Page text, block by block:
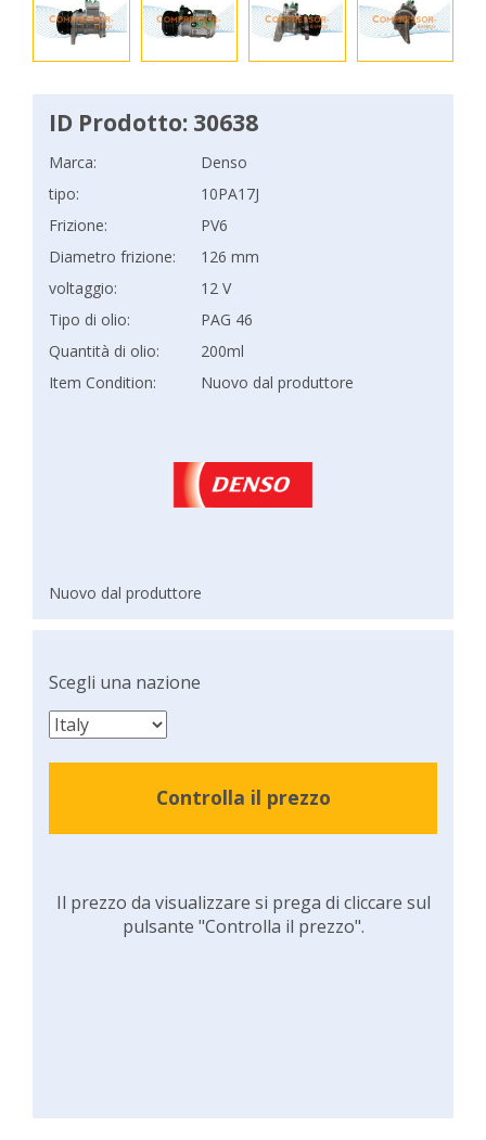
ID Prodotto: 30638
Marca:
Denso
tipo:
10PA17J
Frizione:
PV6
Diametro frizione:
126 mm
voltaggio:
12 V
Tipo di olio:
PAG 46
Quantità di olio:
200ml
Item Condition:
Nuovo dal produttore
Nuovo dal produttore
Scegli una nazione
Controlla il prezzo
Il prezzo da visualizzare si prega di cliccare sul
pulsante "Controlla il prezzo".